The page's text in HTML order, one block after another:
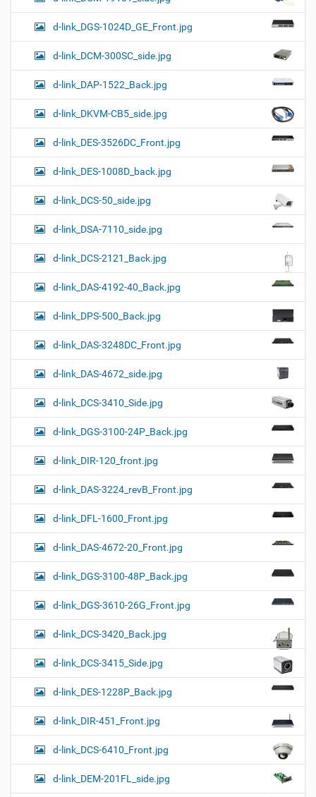
d-link_DGS-1024D_GE_Front.jpg
d-link_DCM-300SC_side.jpg
d-link_DAP-1522_Back.jpg
d-link_DKVM-CB5_side.jpg
d-link_DES-3526DC_Front.jpg
d-link_DES-1008D_back.jpg
d-link_DCS-50_side.jpg
d-link_DSA-7110_side.jpg
d-link_DCS-2121_Back.jpg
d-link_DAS-4192-40_Back.jpg
d-link_DPS-500_Back.jpg
d-link_DAS-3248DC_Front.jpg
d-link_DAS-4672_side.jpg
d-link_DCS-3410_Side.jpg
d-link_DGS-3100-24P_Back.jpg
d-link_DIR-120_front.jpg
d-link_DAS-3224_revB_Front.jpg
d-link_DFL-1600_Front.jpg
d-link_DAS-4672-20_Front.jpg
d-link_DGS-3100-48P_Back.jpg
d-link_DGS-3610-26G_Front.jpg
d-link_DCS-3420_Back.jpg
d-link_DCS-3415_Side.jpg
d-link_DES-1228P_Back.jpg
d-link_DIR-451_Front.jpg
d-link_DCS-6410_Front.jpg
d-link_DEM-201FL_side.jpg